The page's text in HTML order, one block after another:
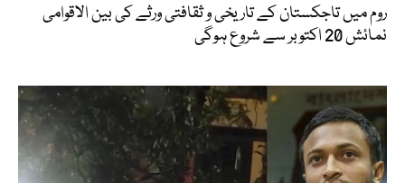
روم میں تاجکستان کے تاریخی و ثقافتی ورثے کی بین الاقوامی
نمائش 20 اکتوبر سے شروع ہوگی